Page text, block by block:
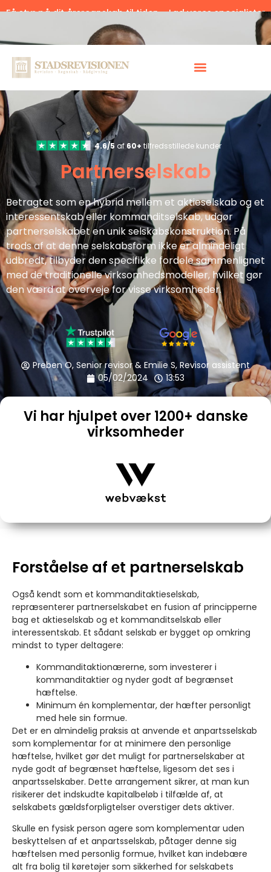
Få styr på dit årsregnskab til tiden – Lad vores specialister
hjælpe.
4.6/5 af60+ tilfredsstillede kunder
Partnerselskab
Betragtet som en hybrid mellem et aktieselskab og et
interessentskab eller kommanditselskab, udgør
partnerselskabet en unik selskabskonstruktion. På
trods af at denne selskabsform ikke er almindeligt
udbredt, tilbyder den specifikke fordele sammenlignet
med de traditionelle virksomhedsmodeller, hvilket gør
den værd at overveje for visse virksomheder.
Preben O, Senior revisor & Emilie S, Revisor assistent
05/02/2024
13:53
Vi har hjulpet over 1200+ danske
virksomheder
Forståelse af et partnerselskab
Også kendt som et kommanditaktieselskab,
repræsenterer partnerselskabet en fusion af principperne
bag et aktieselskab og et kommanditselskab eller
interessentskab. Et sådant selskab er bygget op omkring
mindst to typer deltagere:
Kommanditaktionærerne, som investerer i
kommanditaktier og nyder godt af begrænset
hæftelse.
Minimum én komplementar, der hæfter personligt
med hele sin formue.
Det er en almindelig praksis at anvende et anpartsselskab
som komplementar for at minimere den personlige
hæftelse, hvilket gør det muligt for partnerselskaber at
nyde godt af begrænset hæftelse, ligesom det ses i
anpartsselskaber. Dette arrangement sikrer, at man kun
risikerer det indskudte kapitalbeløb i tilfælde af, at
selskabets gældsforpligtelser overstiger dets aktiver.
Skulle en fysisk person agere som komplementar uden
beskyttelsen af et anpartsselskab, påtager denne sig
hæftelsen med personlig formue, hvilket kan indebære
alt fra bolig til køretøjer som sikkerhed for selskabets